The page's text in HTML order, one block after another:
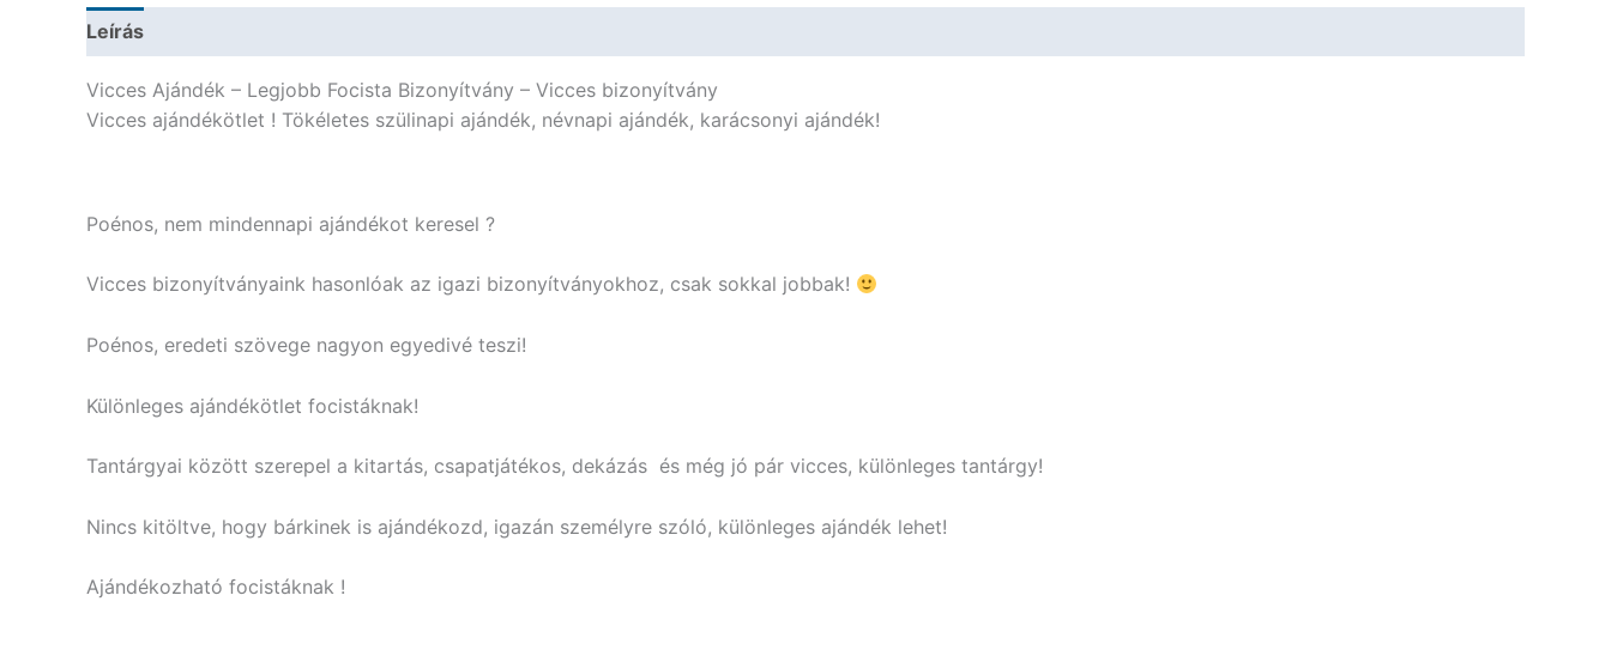
Leírás
Vicces Ajándék – Legjobb Focista Bizonyítvány – Vicces bizonyítvány
Vicces ajándékötlet ! Tökéletes szülinapi ajándék, névnapi ajándék, karácsonyi ajándék!
Poénos, nem mindennapi ajándékot keresel ?
Vicces bizonyítványaink hasonlóak az igazi bizonyítványokhoz, csak sokkal jobbak!
Poénos, eredeti szövege nagyon egyedivé teszi!
Különleges ajándékötlet focistáknak!
Tantárgyai között szerepel a kitartás, csapatjátékos, dekázás és még jó pár vicces, különleges tantárgy!
Nincs kitöltve, hogy bárkinek is ajándékozd, igazán személyre szóló, különleges ajándék lehet!
Ajándékozható focistáknak !